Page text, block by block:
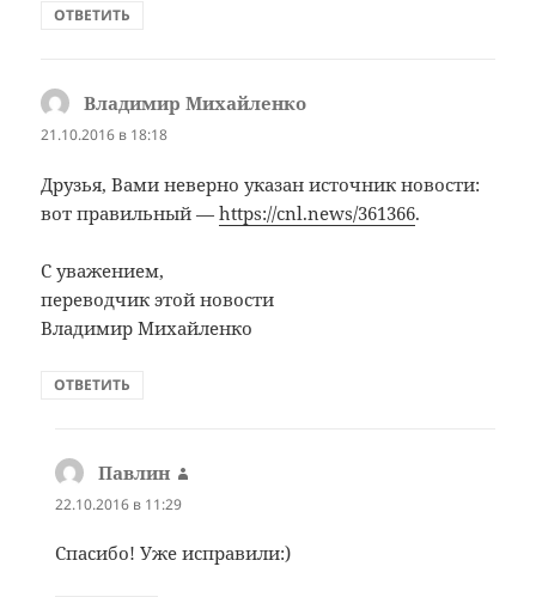
ОТВЕТИТЬ
Владимир Михайленко
21.10.2016 в 18:18
Друзья, Вами неверно указан источник новости:
вот правильный —https://cnl.news/361366.
C уважением,
переводчик этой новости
Владимир Михайленко
ОТВЕТИТЬ
Павлин
22.10.2016 в 11:29
Спасибо! Уже исправили:)